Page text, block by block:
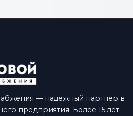
— надежный партнер в
предприятия. Более 15 лет